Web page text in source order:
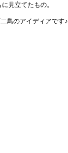
見立てたもの。
鳥のアイディアです♪